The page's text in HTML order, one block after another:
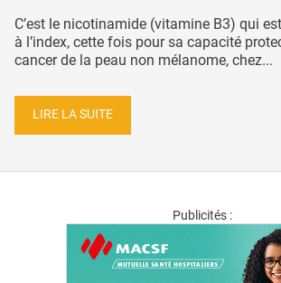
C’est le nicotinamide (vitamine B3) qui
à l’index, cette fois pour sa capacité
cancer de la peau non mélanome, chez...
LIRE LA SUITE
Publicités :